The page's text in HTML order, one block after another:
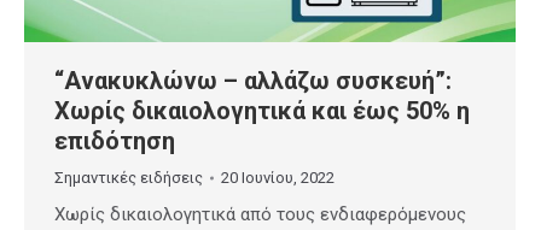
“Ανακυκλώνω – αλλάζω συσκευή”:
Χωρίς δικαιολογητικά και έως 50% η
επιδότηση
Σημαντικές ειδήσεις 20 Ιουνίου, 2022
Χωρίς δικαιολογητικά από τους ενδιαφερόμενους